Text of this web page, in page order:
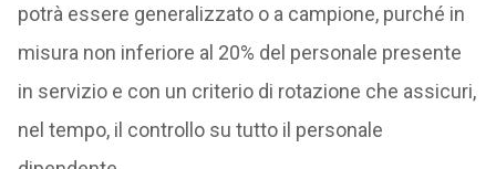
potrà essere generalizzato o a campione, purché in
misura non inferiore al 20% del personale presente
in servizio e con un criterio di rotazione che assicuri,
nel tempo, il controllo su tutto il personale